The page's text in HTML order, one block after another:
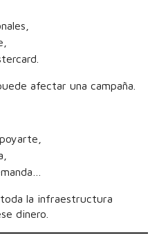
afectar una campaña.
la infraestructura
dinero.